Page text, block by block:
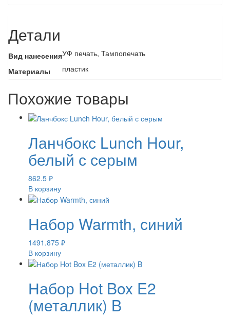
Детали
Вид нанесенияУФ печать, Тампопечать
Материалы
пластик
Похожие товары
Ланчбокс Lunch Hour,
белый с серым
862.5 ₽
В корзину
Набор Warmth, синий
1491.875 ₽
В корзину
Набор Hot Box E2
(металлик) B